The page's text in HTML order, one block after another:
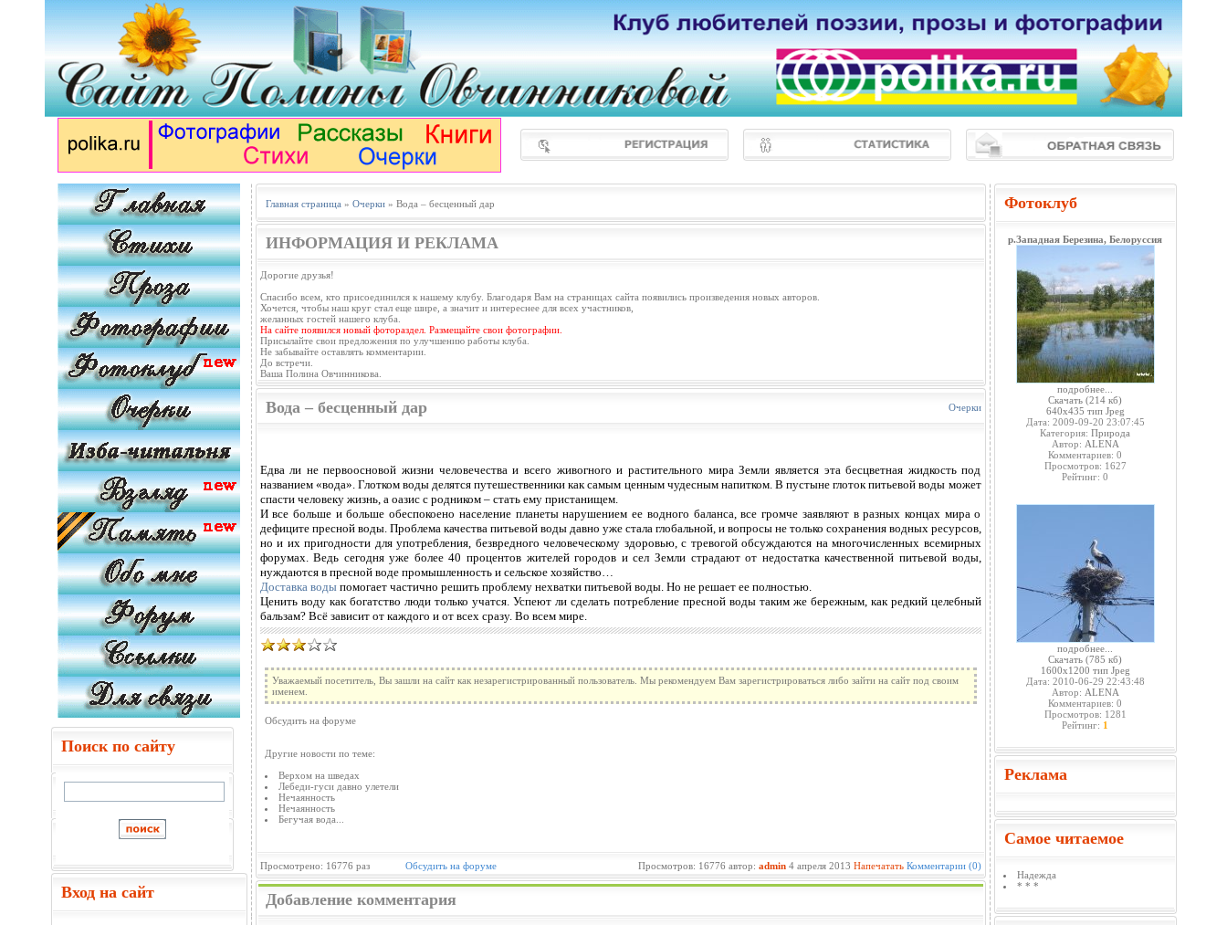
Поиск по сайту
Вход на сайт
Главная страница » Очерки» Вода – бесценный дар
ИНФОРМАЦИЯ И РЕКЛАМА
Дорогие друзья!
Спасибо всем, кто присоединился к нашему клубу. Благодаря Вам на страницах сайта появились произведения новых авторов.
Хочется, чтобы наш круг стал еще шире, а значит и интереснее для всех участников,
желанных гостей нашего клуба.
На сайте появился новый фотораздел. Размещайте свои фотографии.
Присылайте свои предложения по улучшению работы клуба.
Не забывайте оставлять комментарии.
До встречи.
Ваша Полина Овчинникова.
Вода – бесценный дар Очерки
Едва ли не первоосновой жизни человечества и всего живогного и растительного мира Земли является эта бесцветная жидкость под
названием «вода». Глотком воды делятся путешественники как самым ценным чудесным напитком. В пустыне глоток питьевой воды может
спасти человеку жизнь, а оазис с родником – стать ему пристанищем.
И все больше и больше обеспокоено население планеты нарушением ее водного баланса, все громче заявляют в разных концах мира о
дефиците пресной воды. Проблема качества питьевой воды давно уже стала глобальной, и вопросы не только сохранения водных ресурсов,
но и их пригодности для употребления, безвредного человеческому здоровью, с тревогой обсуждаются на многочисленных всемирных
форумах. Ведь сегодня уже более 40 процентов жителей городов и сел Земли страдают от недостатка качественной питьевой воды,
нуждаются в пресной воде промышленность и сельское хозяйство…
Доставка водыпомогает частично решить проблему нехватки питьевой воды. Но не решает ее полностью.
Ценить воду как богатство люди только учатся. Успеют ли сделать потребление пресной воды таким же бережным, как редкий целебный
бальзам? Всё зависит от каждого и от всех сразу. Во всем мире.
Уважаемый посетитель, Вы зашли на сайт как незарегистрированный пользователь. Мы рекомендуем Вам зарегистрироваться либо зайти на сайт под своим
именем.
Обсудить на форуме
Другие новости по теме:
Верхом на шведах
Лебеди-гуси давно улетели
Нечаянность
Нечаянность
Бегучая вода...
Просмотрено: 16776 раз Обсудить на форуме Просмотров: 16776 автор: admin4 апреля 2013 Напечатать Комментарии (0)
Добавление комментария
Фотоклуб
р.Западная Березина, Белоруссия
подробнее...
Скачать (214 кб)
640x435 тип Jpeg
Дата: 2009-09-20 23:07:45
Категория: Природа
Автор: ALENA
Комментариев: 0
Просмотров: 1627
Рейтинг: 0
подробнее...
Скачать (785 кб)
1600x1200 тип Jpeg
Дата: 2010-06-29 22:43:48
Автор: ALENA
Комментариев: 0
Просмотров: 1281
Рейтинг: 1
Реклама
Самое читаемое
Надежда
* * *